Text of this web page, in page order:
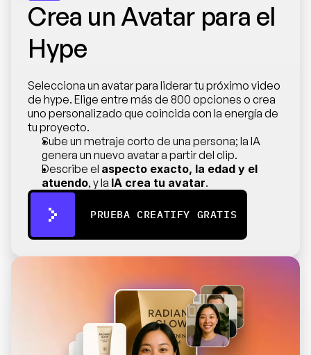
Crea un Avatar para el
Hype
Selecciona un avatar para liderar tu próximo video
de hype. Elige entre más de 800 opciones o crea
uno personalizado que coincida con la energía de
tu proyecto.
Sube un metraje corto de una persona; la IA
genera un nuevo avatar a partir del clip.
Describe el aspecto exacto, la edad y el
atuendo, y la IA crea tu avatar.
PRUEBA CREATIFY GRATIS